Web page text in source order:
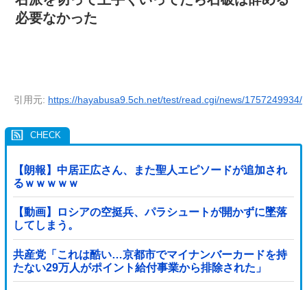
必要なかった
引用元: https://hayabusa9.5ch.net/test/read.cgi/news/1757249934/
【朗報】中居正広さん、また聖人エピソードが追加され
るｗｗｗｗｗ
【動画】ロシアの空挺兵、パラシュートが開かずに墜落
してしまう。
共産党「これは酷い…京都市でマイナンバーカードを持
たない29万人がポイント給付事業から排除された」